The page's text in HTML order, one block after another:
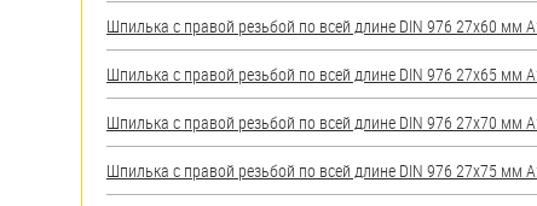
Пробки
Саморезы и шурупы
Стопорные кольца
Шпилька с правой резьбой по всей длине DIN 976 27х60 мм
Шпилька с правой резьбой по всей длине DIN 976 27х65 мм
Шпилька с правой резьбой по всей длине DIN 976 27х70 мм
Шпилька с правой резьбой по всей длине DIN 976 27х75 мм